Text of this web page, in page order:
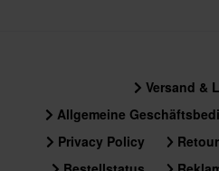
Versand &
Allgemeine
Privacy Policy